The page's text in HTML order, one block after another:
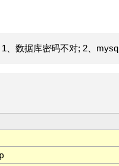
数据库密码不对; 2、mysql